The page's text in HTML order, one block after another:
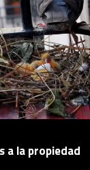
a la propiedad